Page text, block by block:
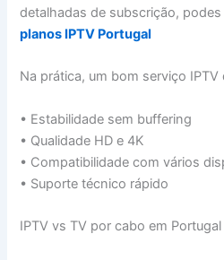
detalhadas de subscrição,
planos IPTV Portugal
Na prática, um bom serviço IPTV
• Estabilidade sem buffering
• Qualidade HD e 4K
• Compatibilidade com vários
• Suporte técnico rápido
IPTV vs TV por cabo em Portugal